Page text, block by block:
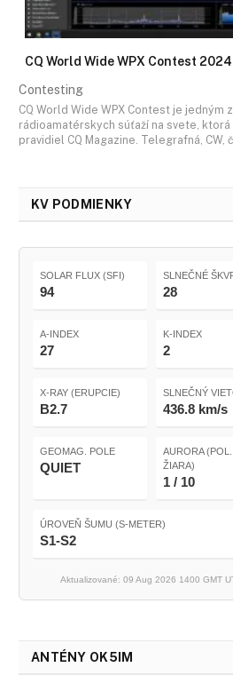
CQ World Wide WPX Contest 2024
Contesting
CQ World Wide WPX Contest je jedným
rádioamatérskych súťaží na svete,
pravidiel CQ Magazine. Telegrafná, CW,
KV PODMIENKY
SOLAR FLUX (SFI)
94
SLNEČNÉ
28
A-INDEX
27
K-INDEX
2
X-RAY (ERUPCIE)
B2.7
SLNEČNÝ
436.8 km/s
GEOMAG. POLE
QUIET
AURORA (POL.
ŽIARA)
1 / 10
ÚROVEŇ ŠUMU (S-METER)
S1-S2
Aktualizované: 09 Aug 2026 1400 GMT
ANTÉNY OK5IM